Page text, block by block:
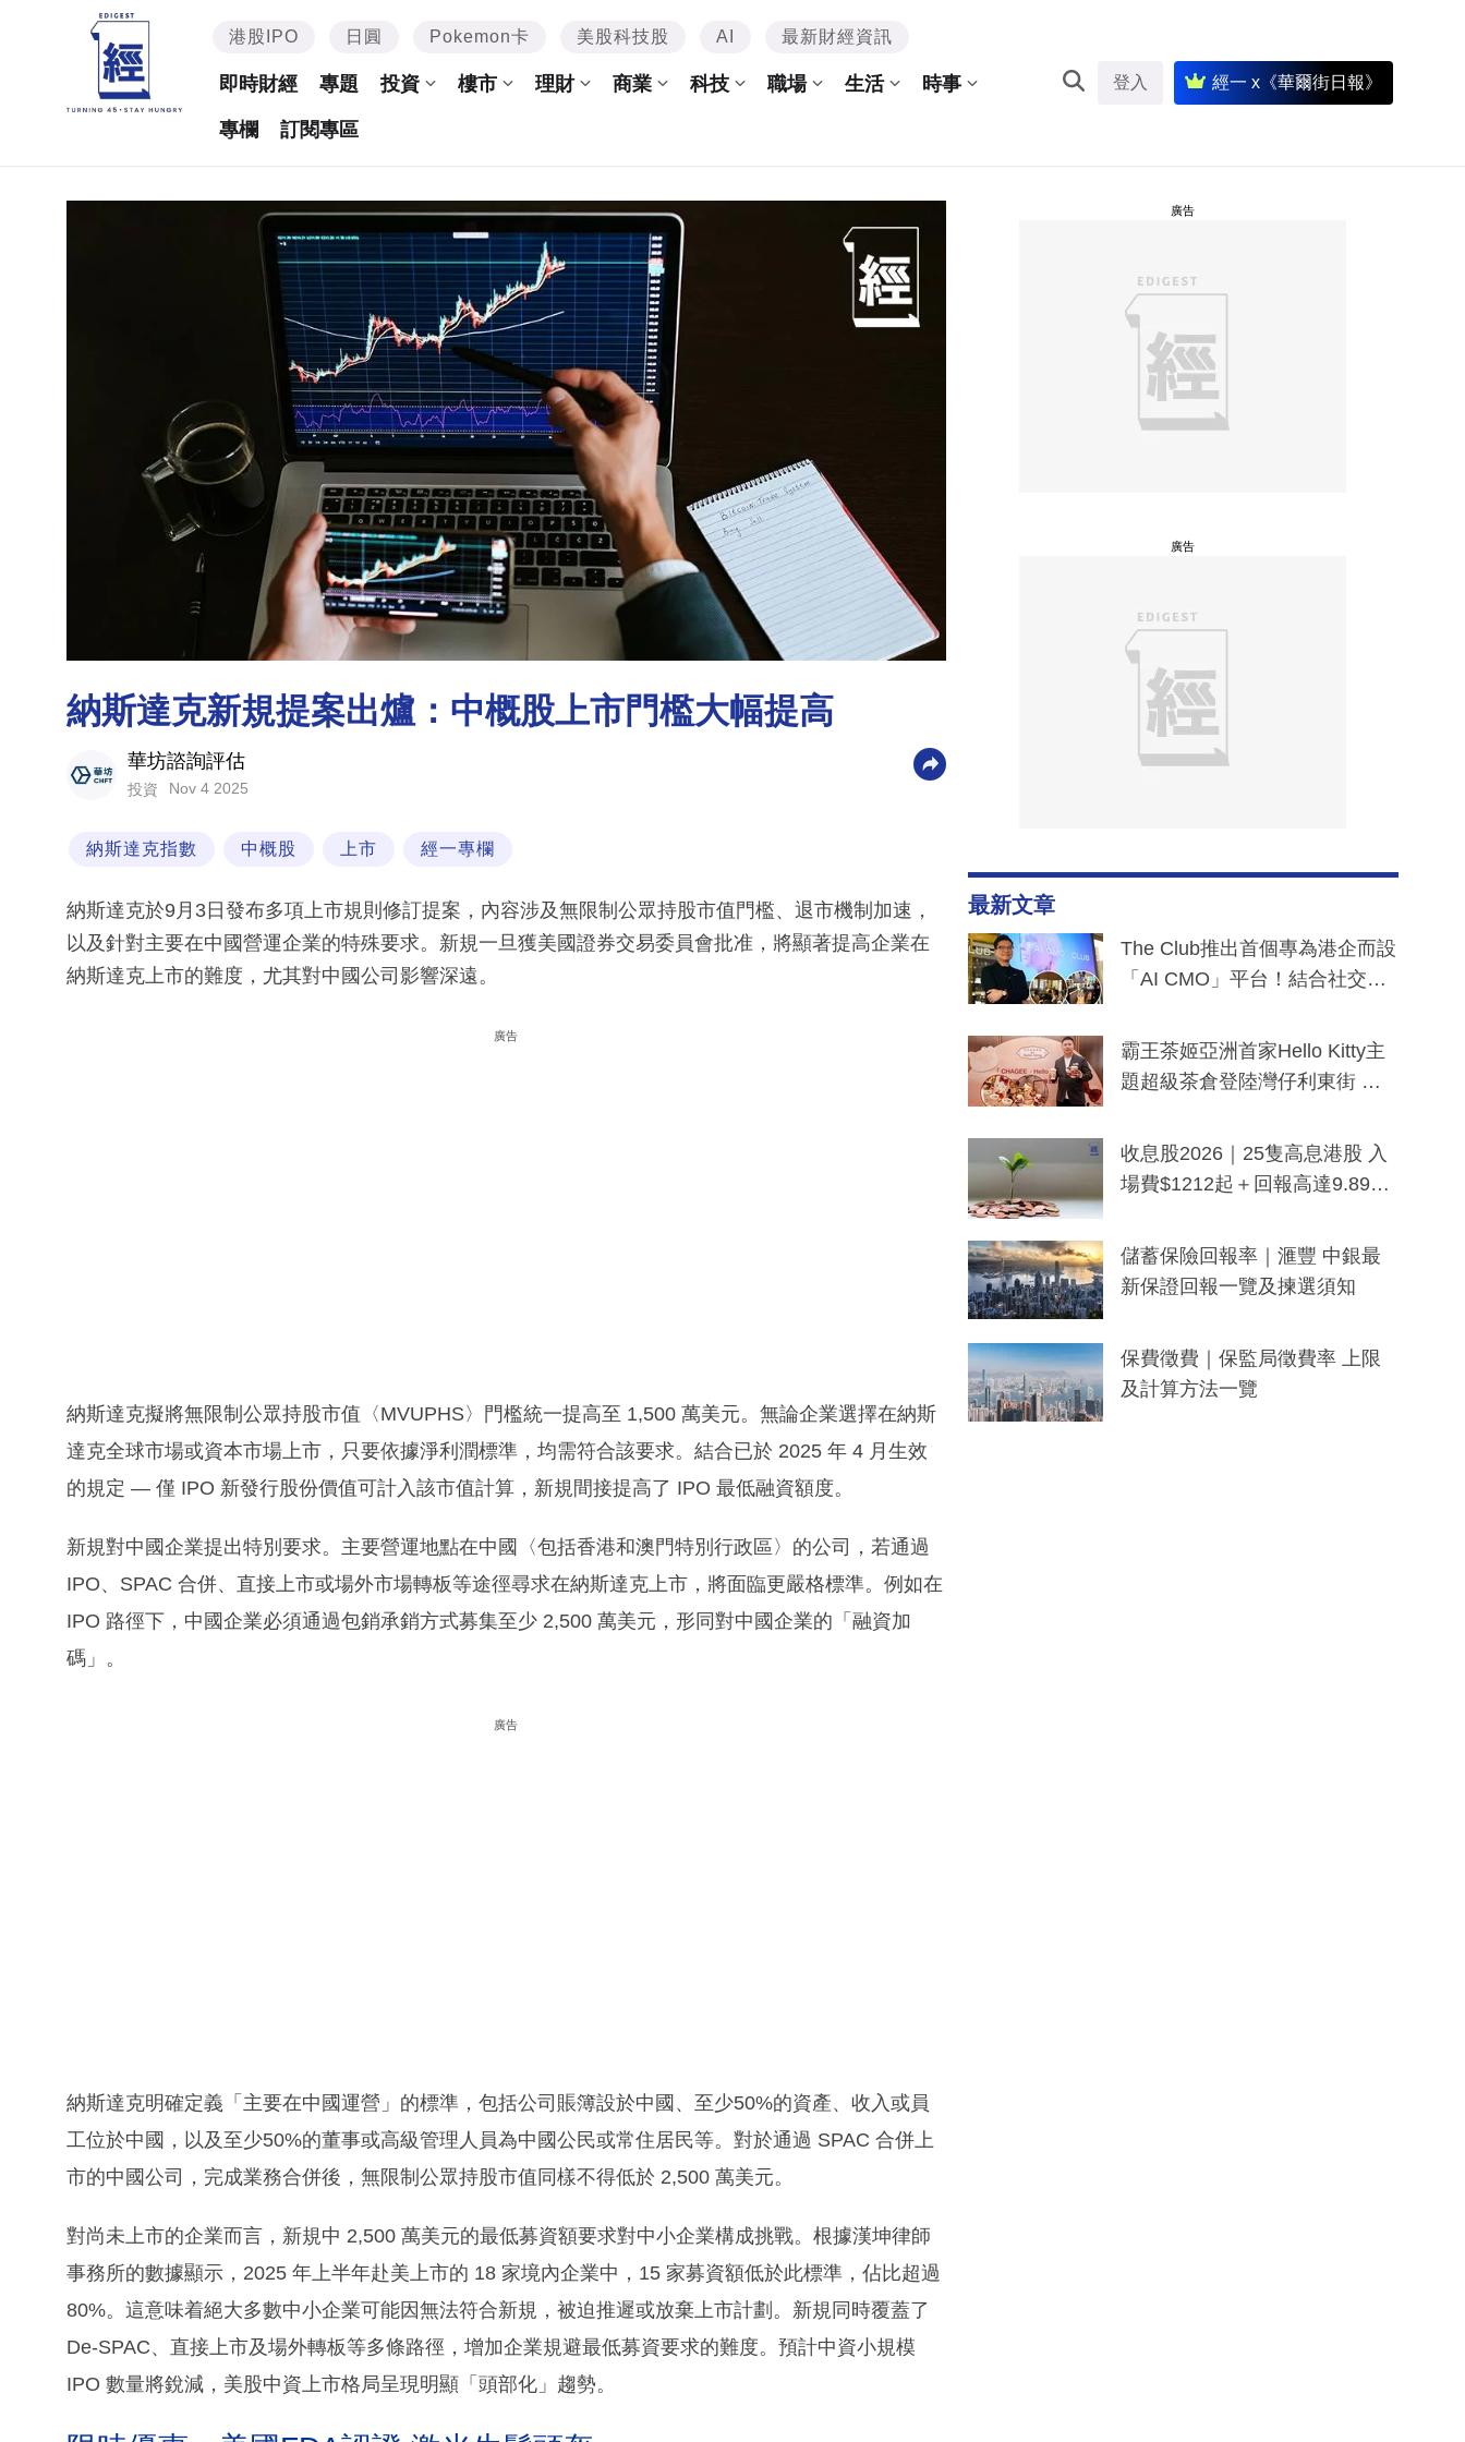
港股IPO 日圓 Pokemon卡 美股科技股 AI 最新財經資訊
即時財經 專題 投資 樓市 理財 商業 科技 職場 生活 時事
專欄 訂閱專區
登入 經一 x《華爾街日報》
納斯達克新規提案出爐：中概股上市門檻大幅提高
華坊諮詢評估
投資 Nov 4 2025
納斯達克指數 中概股 上市 經一專欄
納斯達克於9月3日發布多項上市規則修訂提案，內容涉及無限制公眾持股市值門檻、退市機制加速，
以及針對主要在中國營運企業的特殊要求。新規一旦獲美國證券交易委員會批准，將顯著提高企業在
納斯達克上市的難度，尤其對中國公司影響深遠。
廣告
納斯達克擬將無限制公眾持股市值〈MVUPHS〉門檻統一提高至 1,500 萬美元。無論企業選擇在納斯
達克全球市場或資本市場上市，只要依據淨利潤標準，均需符合該要求。結合已於 2025 年 4 月生效
的規定 — 僅 IPO 新發行股份價值可計入該市值計算，新規間接提高了 IPO 最低融資額度。
新規對中國企業提出特別要求。主要營運地點在中國〈包括香港和澳門特別行政區〉的公司，若通過
IPO、SPAC 合併、直接上市或場外市場轉板等途徑尋求在納斯達克上市，將面臨更嚴格標準。例如在
IPO 路徑下，中國企業必須通過包銷承銷方式募集至少 2,500 萬美元，形同對中國企業的「融資加
碼」。
廣告
納斯達克明確定義「主要在中國運營」的標準，包括公司賬簿設於中國、至少50%的資產、收入或員
工位於中國，以及至少50%的董事或高級管理人員為中國公民或常住居民等。對於通過 SPAC 合併上
市的中國公司，完成業務合併後，無限制公眾持股市值同樣不得低於 2,500 萬美元。
對尚未上市的企業而言，新規中 2,500 萬美元的最低募資額要求對中小企業構成挑戰。根據漢坤律師
事務所的數據顯示，2025 年上半年赴美上市的 18 家境內企業中，15 家募資額低於此標準，佔比超過
80%。這意味着絕大多數中小企業可能因無法符合新規，被迫推遲或放棄上市計劃。新規同時覆蓋了
De-SPAC、直接上市及場外轉板等多條路徑，增加企業規避最低募資要求的難度。預計中資小規模
IPO 數量將銳減，美股中資上市格局呈現明顯「頭部化」趨勢。
廣告
廣告
最新文章
The Club推出首個專為港企而設
「AI CMO」平台！結合社交聆
分鐘生成「貼地」宣傳短片
霸王茶姬亞洲首家Hello Kitty主
題超級茶倉登陸灣仔利東街 推
y及香港限定特調系列
收息股2026｜25隻高息港股 入
場費$1212起＋回報高達9.89
儲蓄保險回報率｜滙豐 中銀最
新保證回報一覽及揀選須知
保費徵費｜保監局徵費率 上限
及計算方法一覽